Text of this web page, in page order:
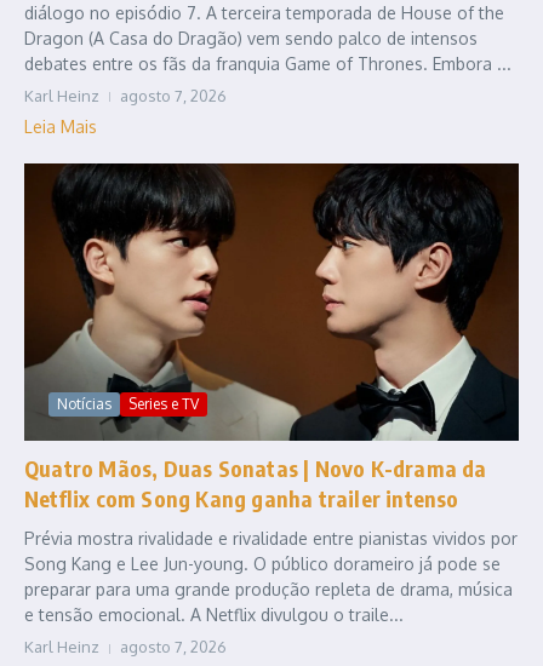
diálogo no episódio 7. A terceira temporada de House of the
Dragon (A Casa do Dragão) vem sendo palco de intensos
debates entre os fãs da franquia Game of Thrones. Embora ...
Karl Heinz agosto 7, 2026
Leia Mais
Notícias Series e TV
Quatro Mãos, Duas Sonatas | Novo K-drama da
Netflix com Song Kang ganha trailer intenso
Prévia mostra rivalidade e rivalidade entre pianistas vividos por
Song Kang e Lee Jun-young. O público dorameiro já pode se
preparar para uma grande produção repleta de drama, música
e tensão emocional. A Netflix divulgou o traile...
Karl Heinz agosto 7, 2026